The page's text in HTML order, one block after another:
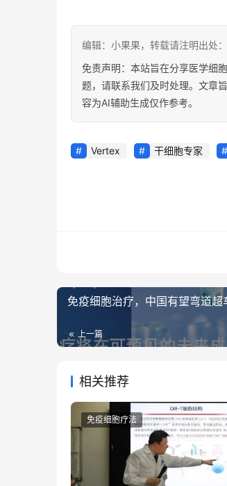
编辑：小果果，转载请注明出处：
免责声明：本站旨在分享医学细
题，请联系我们及时处理。文章
容为AI辅助生成仅作参考。
Vertex 干细胞专家
免疫细胞治疗，中国有望弯道超
上一篇
相关推荐
免疫细胞疗法